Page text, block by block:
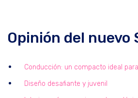
Opinión del nuevo
Conducción: un compacto ideal
Diseño desafiante y juvenil